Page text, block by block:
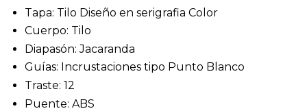
Tapa: Tilo Diseño en serigrafia Color
Cuerpo: Tilo
Diapasón: Jacaranda
Guías: Incrustaciones tipo Punto Blanco
Traste: 12
Puente: ABS